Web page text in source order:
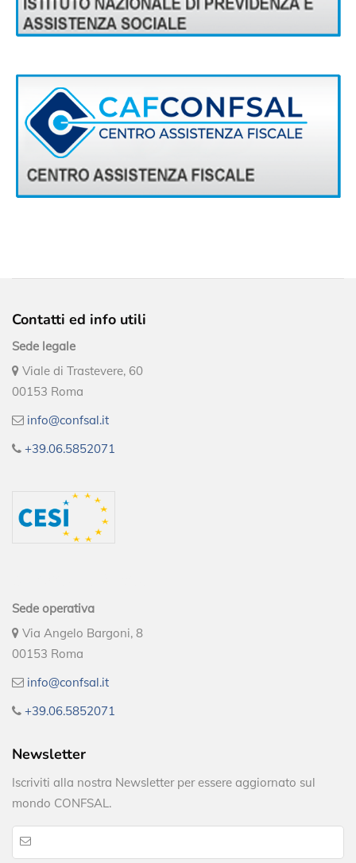
Contatti ed info utili
Sede legale
Viale di Trastevere, 60
00153 Roma
info@confsal.it
+39.06.5852071
Sede operativa
Via Angelo Bargoni, 8
00153 Roma
info@confsal.it
+39.06.5852071
Newsletter
Iscriviti alla nostra Newsletter per essere aggiornato sul
mondo CONFSAL.